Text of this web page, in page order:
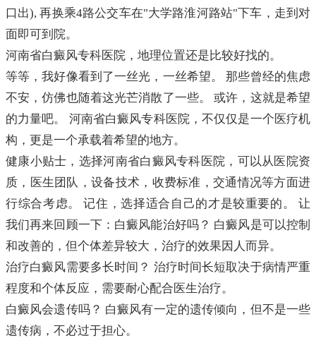
口出), 再换乘4路公交车在"大学路淮河路站"下车，走到对
面即可到院。
河南省白癜风专科医院，地理位置还是比较好找的。
等等，我好像看到了一丝光，一丝希望。 那些曾经的焦虑
不安，仿佛也随着这光芒消散了一些。 或许，这就是希望
的力量吧。 河南省白癜风专科医院，不仅仅是一个医疗机
构，更是一个承载着希望的地方。
健康小贴士，选择河南省白癜风专科医院，可以从医院资
质，医生团队，设备技术，收费标准，交通情况等方面进
行综合考虑。 记住，选择适合自己的才是较重要的。 让
我们再来回顾一下：白癜风能治好吗？ 白癜风是可以控制
和改善的，但个体差异较大，治疗的效果因人而异。
治疗白癜风需要多长时间？ 治疗时间长短取决于病情严重
程度和个体反应，需要耐心配合医生治疗。
白癜风会遗传吗？ 白癜风有一定的遗传倾向，但不是一些
遗传病，不必过于担心。